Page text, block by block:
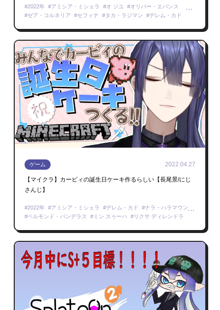
2022年 アミシア・ミシェラ オ ジユ
オリバー・エバンス
ゼア・コルネリア
セフィナ タカ・ラジマン
デレム・カド
リクサ ディレンドラ
海妹四葉 桜凛月 西園チグサ
雪城眞尋
天ヶ瀬むゆ
天宮こころ セレン 龍月 Minecraft
ゲーム 2022.04.27
【マイクラ】カービィの誕生日ケーキ作るらしい【長尾景/にじ
さんじ】
2022年 アミシア・ミシェラ デレム・カド
ナラ・ハラマウン
ベルモンド・バンデラス
ミン スゥーハ
リクサ ディレンドラ